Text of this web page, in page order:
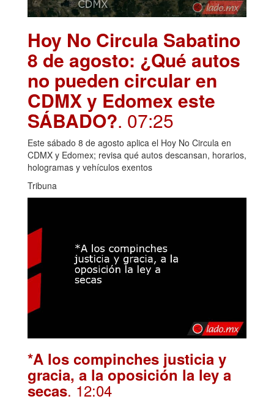
Hoy No Circula Sabatino
8 de agosto: ¿Qué autos
no pueden circular en
CDMX y Edomex este
SÁBADO?. 07:25
Este sábado 8 de agosto aplica el Hoy No Circula en
CDMX y Edomex; revisa qué autos descansan, horarios,
hologramas y vehículos exentos
Tribuna
*A los compinches justicia y
gracia, a la oposición la ley a
secas. 12:04